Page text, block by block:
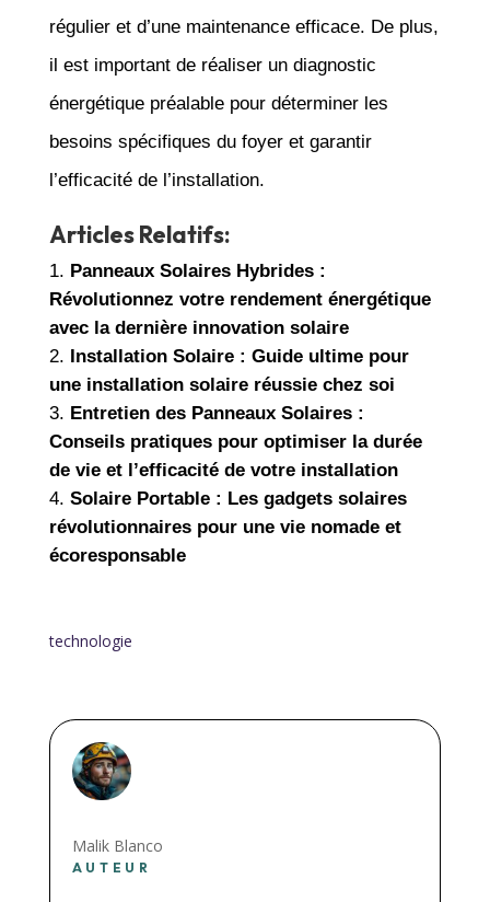
régulier et d’une maintenance efficace. De plus,
il est important de réaliser un diagnostic
énergétique préalable pour déterminer les
besoins spécifiques du foyer et garantir
l’efficacité de l’installation.
Articles Relatifs:
Panneaux Solaires Hybrides :
Révolutionnez votre rendement énergétique
avec la dernière innovation solaire
Installation Solaire : Guide ultime pour
une installation solaire réussie chez soi
Entretien des Panneaux Solaires :
Conseils pratiques pour optimiser la durée
de vie et l’efficacité de votre installation
Solaire Portable : Les gadgets solaires
révolutionnaires pour une vie nomade et
écoresponsable
technologie
Malik Blanco
AUTEUR